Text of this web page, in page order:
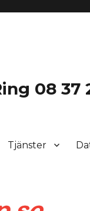
08 37
Tjänster